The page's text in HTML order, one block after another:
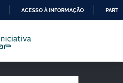
PARA
CONTEÚDO
ACESSO À INFORMAÇÃO